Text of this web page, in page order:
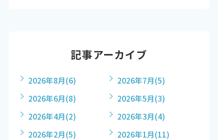
記事アーカイブ
2026年8月(6) 2026年7月(5)
2026年6月(8) 2026年5月(3)
2026年4月(2) 2026年3月(4)
2026年2月(5) 2026年1月(11)